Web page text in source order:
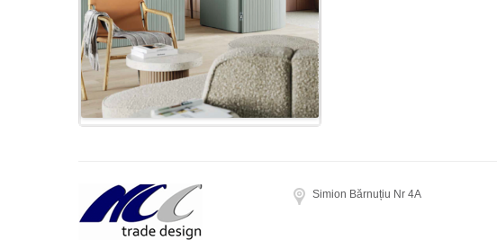
Simion Bărnuțiu Nr 4A